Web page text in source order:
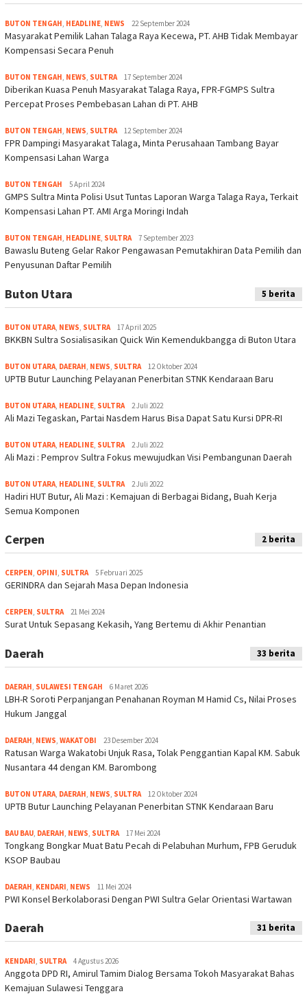
BUTON TENGAH, HEADLINE, NEWS 22 September 2024
Masyarakat Pemilik Lahan Talaga Raya Kecewa, PT. AHB Tidak Membayar
Kompensasi Secara Penuh
BUTON TENGAH, NEWS, SULTRA 17 September 2024
Diberikan Kuasa Penuh Masyarakat Talaga Raya, FPR-FGMPS Sultra
Percepat Proses Pembebasan Lahan di PT. AHB
BUTON TENGAH, NEWS, SULTRA 12 September 2024
FPR Dampingi Masyarakat Talaga, Minta Perusahaan Tambang Bayar
Kompensasi Lahan Warga
BUTON TENGAH 5 April 2024
GMPS Sultra Minta Polisi Usut Tuntas Laporan Warga Talaga Raya, Terkait
Kompensasi Lahan PT. AMI Arga Moringi Indah
BUTON TENGAH, HEADLINE, SULTRA 7 September 2023
Bawaslu Buteng Gelar Rakor Pengawasan Pemutakhiran Data Pemilih dan
Penyusunan Daftar Pemilih
Buton Utara 5 berita
BUTON UTARA NEWS SULTRA 17 April 2025
BKKBN Sultra Sosialisasikan Quick Win Kemendukbangga di Buton Utara
BUTON UTARA DAERAH NEWS SULTRA 12 Oktober 2024
UPTB Butur Launching Pelayanan Penerbitan STNK Kendaraan Baru
BUTON UTARA HEADLINE SULTRA 2 Juli 2022
Ali Mazi Tegaskan, Partai Nasdem Harus Bisa Dapat Satu Kursi DPR-RI
BUTON UTARA HEADLINE SULTRA 2 Juli 2022
Ali Mazi : Pemprov Sultra Fokus mewujudkan Visi Pembangunan Daerah
BUTON UTARA HEADLINE SULTRA 2 Juli 2022
Hadiri HUT Butur, Ali Mazi : Kemajuan di Berbagai Bidang, Buah Kerja
Semua Komponen
Cerpen 2 berita
CERPEN, OPINI, SULTRA 5 Februari 2025
GERINDRA dan Sejarah Masa Depan Indonesia
CERPEN, SULTRA 21 Mei 2024
Surat Untuk Sepasang Kekasih, Yang Bertemu di Akhir Penantian
Daerah 33 berita
DAERAH SULAWESI TENGAH 6 Maret 2026
LBH-R Soroti Perpanjangan Penahanan Royman M Hamid Cs, Nilai Proses
Hukum Janggal
DAERAH NEWS WAKATOBI 23 Desember 2024
Ratusan Warga Wakatobi Unjuk Rasa, Tolak Penggantian Kapal KM. Sabuk
Nusantara 44 dengan KM. Barombong
BUTON UTARA DAERAH NEWS SULTRA 12 Oktober 2024
UPTB Butur Launching Pelayanan Penerbitan STNK Kendaraan Baru
BAU BAU DAERAH NEWS SULTRA 17 Mei 2024
Tongkang Bongkar Muat Batu Pecah di Pelabuhan Murhum, FPB Geruduk
KSOP Baubau
DAERAH KENDARI NEWS 11 Mei 2024
PWI Konsel Berkolaborasi Dengan PWI Sultra Gelar Orientasi Wartawan
Daerah 31 berita
KENDARI, SULTRA 4 Agustus 2026
Anggota DPD RI, Amirul Tamim Dialog Bersama Tokoh Masyarakat Bahas
Kemajuan Sulawesi Tenggara